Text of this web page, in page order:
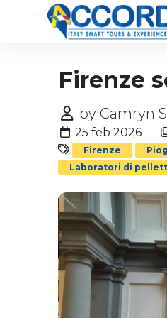
Firenze
by Camryn
25 feb 2026
Firenze
Laboratori di